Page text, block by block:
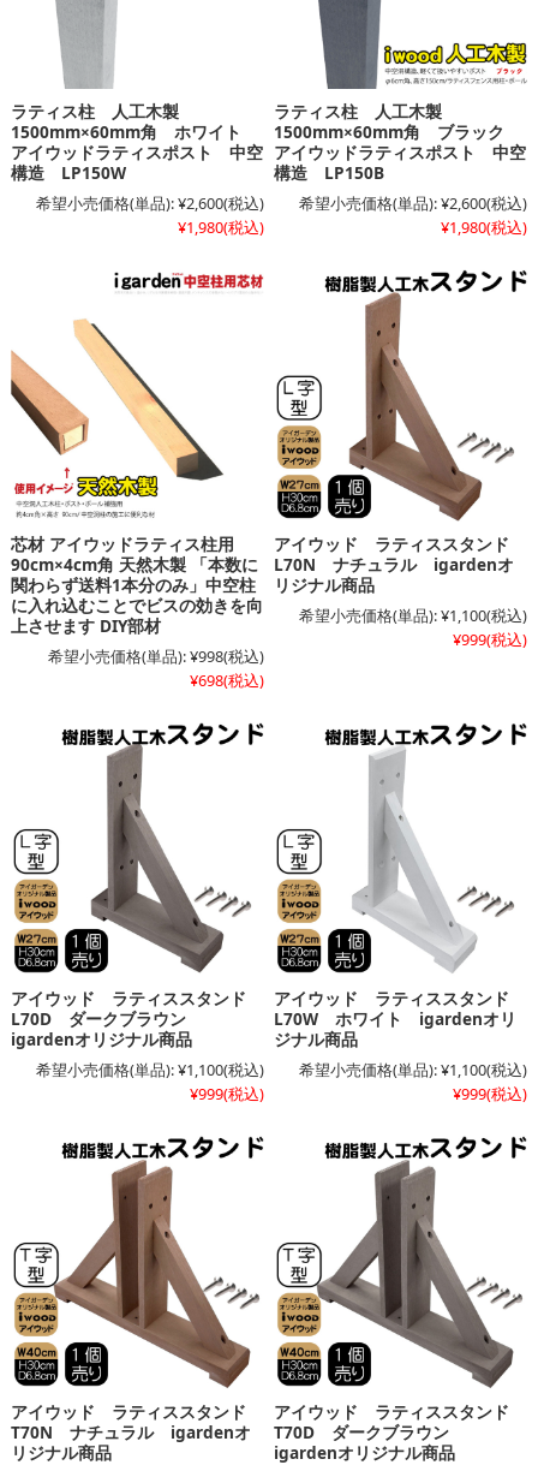
ラティス柱 人工木製
1500mm×60mm角 ホワイト
アイウッドラティスポスト 中空
構造 LP150W
希望小売価格(単品):¥2,600(税込)
¥1,980(税込)
ラティス柱 人工木製
1500mm×60mm角 ブラック
アイウッドラティスポスト 中空
構造 LP150B
希望小売価格(単品):¥2,600(税込)
¥1,980(税込)
芯材 アイウッドラティス柱用
90cm×4cm角 天然木製 「本数に
関わらず送料1本分のみ」中空柱
に入れ込むことでビスの効きを向
上させます DIY部材
希望小売価格(単品):¥998(税込)
¥698(税込)
アイウッド ラティススタンド
L70N ナチュラル igardenオ
リジナル商品
希望小売価格(単品):¥1,100(税込)
¥999(税込)
アイウッド ラティススタンド
L70D ダークブラウン
igardenオリジナル商品
希望小売価格(単品):¥1,100(税込)
¥999(税込)
アイウッド ラティススタンド
L70W ホワイト igardenオリ
ジナル商品
希望小売価格(単品):¥1,100(税込)
¥999(税込)
アイウッド ラティススタンド
T70N ナチュラル igardenオ
リジナル商品
アイウッド ラティススタンド
T70D ダークブラウン
igardenオリジナル商品